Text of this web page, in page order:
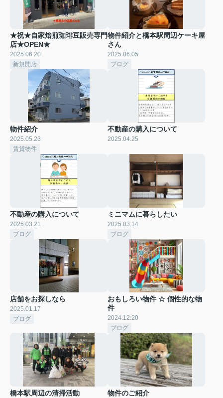
★祝★自家焙煎珈琲豆販売専門
店★OPEN★
2025.06.20
新規開店
物件紹介と橋本駅周辺ケーキ屋
さん
2025.06.05
ブログ
物件紹介
2025.05.23
賃貸物件
不動産の購入について
2025.04.25
不動産の購入について
2025.03.21
ブログ
ミニマムに暮らしたい
2025.03.14
ブログ
店舗をお探しなら
2025.01.17
ブログ
おもしろい物件 ☆ 個性的な物
件
2024.12.20
ブログ
橋本駅周辺の清掃活動 物件のご紹介